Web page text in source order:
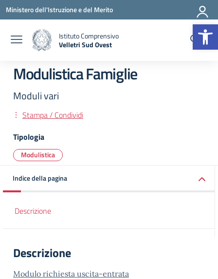
Vai ai contenuti
Vai al menu di navigazione
Vai al footer
Ministero dell'Istruzione e del Merito
Istituto Comprensivo
Velletri Sud Ovest
Modulistica Famiglie
Moduli vari
Stampa / Condividi
Tipologia
Modulistica
Indice della pagina
Descrizione
Descrizione
Modulo richiesta uscita-entrata